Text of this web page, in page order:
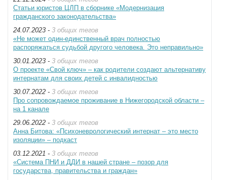
Статьи юристов ЦЛП в сборнике «Модернизация
гражданского законодательства»
24.07.2023 - 3 общих тегов
«Не может один-единственный врач полностью
распоряжаться судьбой другого человека. Это неправильно»
30.01.2023 - 3 общих тегов
О проекте «Свой ключ» – как родители создают альтернативу
интернатам для своих детей с инвалидностью
30.07.2022 - 3 общих тегов
Про сопровождаемое проживание в Нижегородской области –
на 1 канале
29.06.2022 - 3 общих тегов
Анна Битова: «Психоневрологический интернат – это место
изоляции» – подкаст
03.12.2021 - 3 общих тегов
«Система ПНИ и ДДИ в нашей стране – позор для
государства, правительства и граждан»